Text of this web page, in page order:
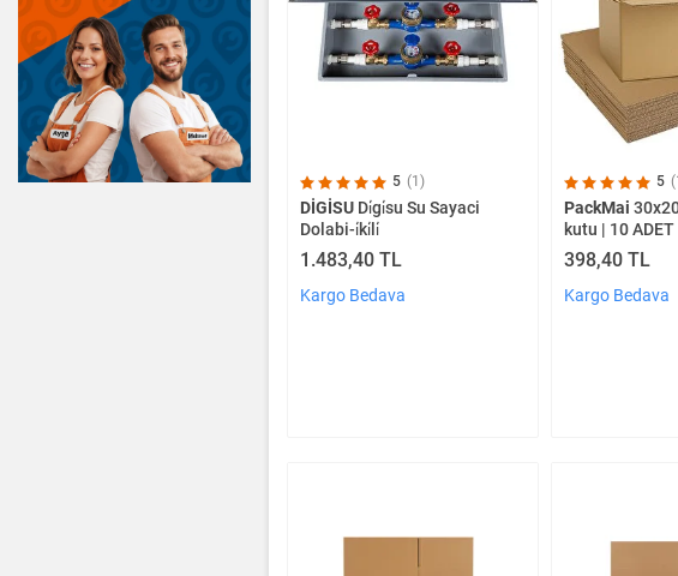
5 (1)
DİGİSU Di̇gi̇su Su Sayaci
Dolabi-i̇ki̇li̇
1.483,40 TL
Kargo Bedava
5
PackMai
kutu | 10
Kolisi Tek
Kutu
398,40 TL
Kargo Bedava